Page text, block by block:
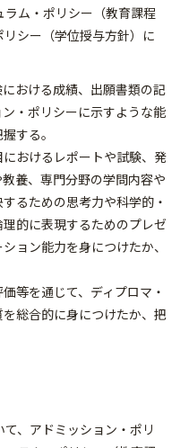
ム・ポリシー（教育課程
シー（学位授与方針）に
おける成績、出願書類の記
・ポリシーに示すような能
する。
おけるレポートや試験、発
養、専門分野の学問内容や
るための思考力や科学的・
的に表現するためのプレゼ
ョン能力を身につけたか、
等を通じて、ディプロマ・
総合的に身につけたか、把
、アドミッション・ポリ